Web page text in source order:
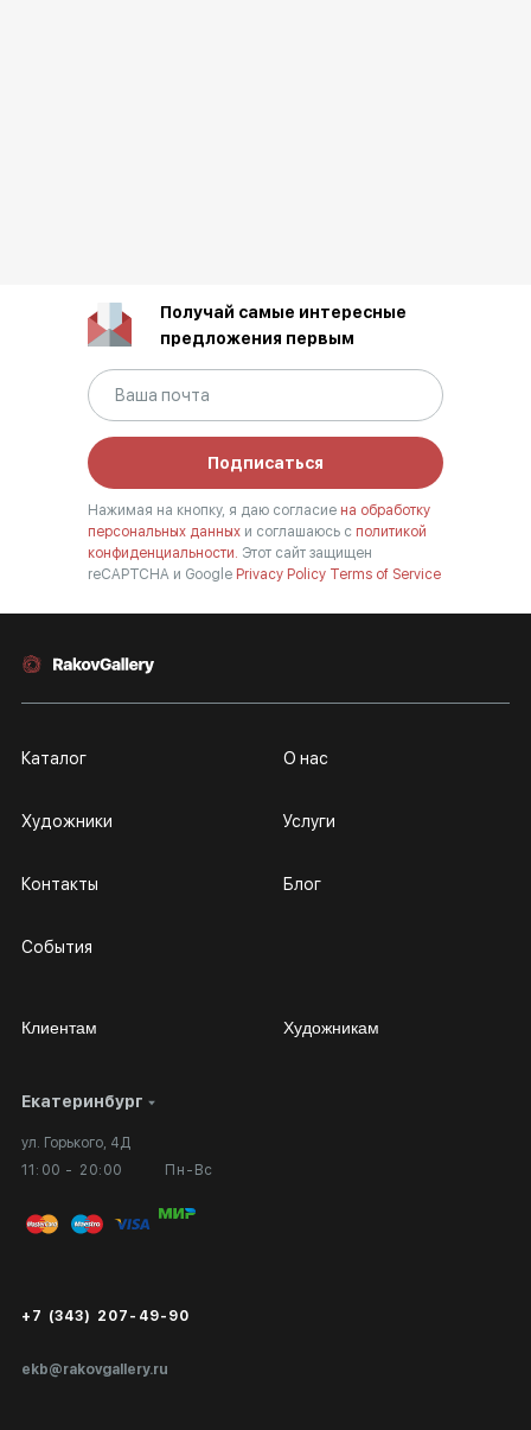
Получай самые интересные
предложения первым
Подписаться
Нажимая на кнопку, я даю согласие на обработку
персональных данных и соглашаюсь с политикой
конфиденциальности. Этот сайт защищен
reCAPTCHA и Google Privacy Policy Terms of Service
Екатеринбург
ул. Горького, 4Д
11:00 - 20:00
Пн-Вс
ekb@rakovgallery.ru
+7 (343) 207-49-90
Каталог
Художники
Контакты
События
О нас
Услуги
Блог
Клиентам
Личный кабинет
Вопросы и ответы
Публичная оферта
Экспертиза/Вывоз за границу
Подарочные сертификаты
Художникам
Сотрудничество
Выставка в галерее